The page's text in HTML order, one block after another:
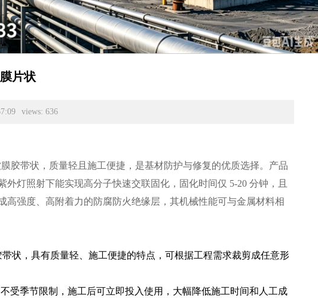
片状
views: 636
胶带状，质量轻且施工便捷，是基材防护与修复的优质选择。产品
灯照射下能实现高分子快速交联固化，固化时间仅 5-20 分钟，且
强度、高附着力的防腐防火绝缘层，其机械性能可与金属材料相
状，具有质量轻、施工便捷的特点，可根据工程需求裁剪成任意形
受季节限制，施工后可立即投入使用，大幅降低施工时间和人工成